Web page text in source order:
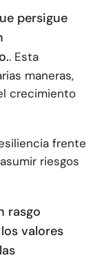
persigue
. Esta
maneras,
crecimiento
frente
riesgos
rasgo
valores